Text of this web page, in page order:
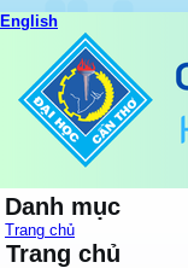
English
Danh mục
Trang chủ
Trang chủ